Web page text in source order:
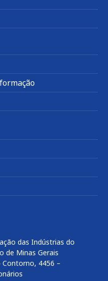
das Indústrias do
de Minas Gerais
Contorno, 4456 –